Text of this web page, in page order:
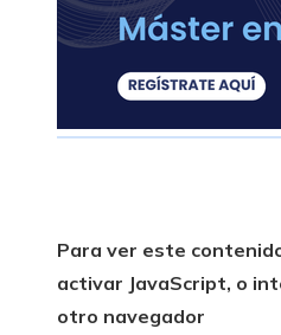
Para ver este
activar JavaScript, o
otro navegador